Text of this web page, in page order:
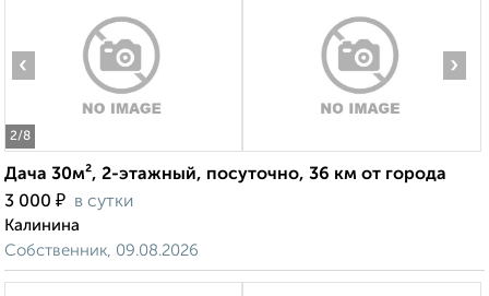
2/8
‹ ›
Дача 30м², 2-этажный, посуточно, 36 км от города
3 000 ₽ в сутки
Калинина
Собственник, 09.08.2026